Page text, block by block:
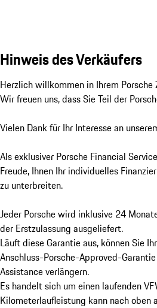
Hinweis des Verkäufers
Herzlich willkommen in Ihrem Porsche
Wir freuen uns, dass Sie Teil der
Vielen Dank für Ihr Interesse an
Als exklusiver Porsche Financial
Freude, Ihnen Ihr individuelles
zu unterbreiten.
Jeder Porsche wird inklusive 24
der Erstzulassung ausgeliefert.
Läuft diese Garantie aus, können Sie
Anschluss-Porsche-Approved-
Assistance verlängern.
Es handelt sich um einen laufenden
Kilometerlaufleistung kann nach oben